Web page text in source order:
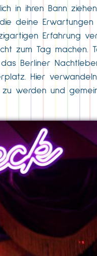
in ihren Bann
deine
Erfahrung
zum Tag machen.
Berliner
Hier
zu werden und